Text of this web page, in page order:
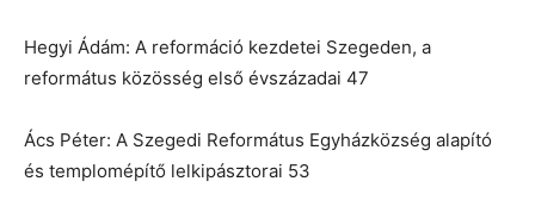
Hegyi Ádám: A reformáció kezdetei Szegeden, a
református közösség első évszázadai 47
Ács Péter: A Szegedi Református Egyházközség alapító
és templomépítő lelkipásztorai 53